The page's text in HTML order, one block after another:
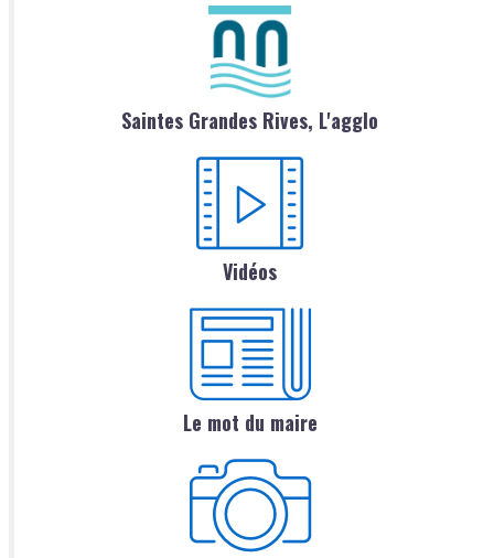
Saintes Grandes Rives, L'agglo
Vidéos
Le mot du maire